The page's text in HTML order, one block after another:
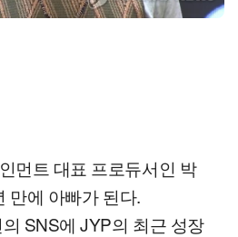
먼트 대표 프로듀서인 박
만에 아빠가 된다.
SNS에 JYP의 최근 성장